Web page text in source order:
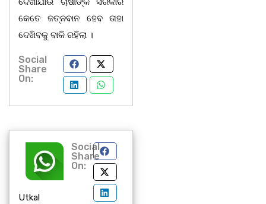
କେତେ ଜତ୍ନବାନ ହେବ ତାହା
ଦେଖିବକୁ ବାକି ରହିଲା ।
Social
Share
On:
Utkal
Social
Share
On: